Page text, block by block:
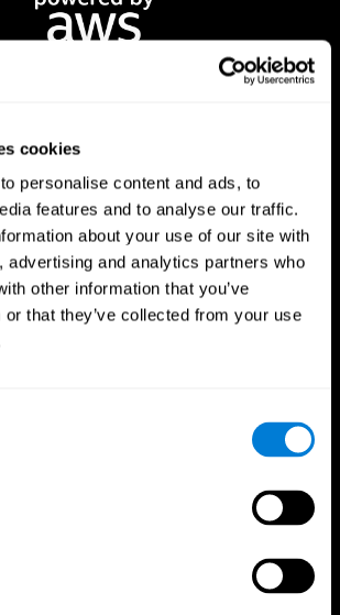
cookies
personalise content and ads, to
features and to analyse our traffic.
about your use of our site with
advertising and analytics partners who
other information that you’ve
or that they’ve collected from your use
CogniFit Aplicação
Validação Terapêutica Digital
Jogos de computador